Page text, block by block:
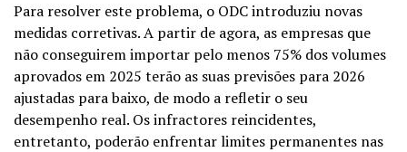
Para resolver este problema, o ODC introduziu novas
medidas corretivas. A partir de agora, as empresas que
não conseguirem importar pelo menos 75% dos volumes
aprovados em 2025 terão as suas previsões para 2026
ajustadas para baixo, de modo a refletir o seu
desempenho real. Os infractores reincidentes,
entretanto, poderão enfrentar limites permanentes nas